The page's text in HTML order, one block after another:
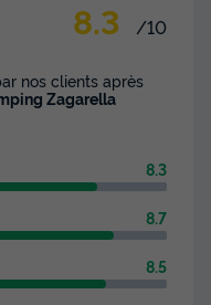
3 Ch. | 6 Pers. |
€ -24%
d'économie
8.3 /10
nos clients après
Zagarella
8.3
8.7
8.5